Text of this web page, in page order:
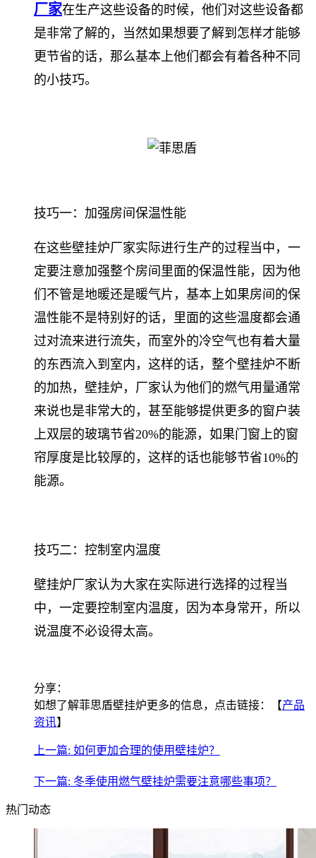
厂家在生产这些设备的时候，他们对这些设备都
是非常了解的，当然如果想要了解到怎样才能够
更节省的话，那么基本上他们都会有着各种不同
的小技巧。
技巧一：加强房间保温性能
在这些壁挂炉厂家实际进行生产的过程当中，一
定要注意加强整个房间里面的保温性能，因为他
们不管是地暖还是暖气片，基本上如果房间的保
温性能不是特别好的话，里面的这些温度都会通
过对流来进行流失，而室外的冷空气也有着大量
的东西流入到室内，这样的话，整个壁挂炉不断
的加热，壁挂炉，厂家认为他们的燃气用量通常
来说也是非常大的，甚至能够提供更多的窗户装
上双层的玻璃节省20%的能源，如果门窗上的窗
帘厚度是比较厚的，这样的话也能够节省10%的
能源。
技巧二：控制室内温度
壁挂炉厂家认为大家在实际进行选择的过程当
中，一定要控制室内温度，因为本身常开，所以
说温度不必设得太高。
分享：
如想了解菲思盾壁挂炉更多的信息，点击链接：【产品
资讯】
上一篇: 如何更加合理的使用壁挂炉？
下一篇: 冬季使用燃气壁挂炉需要注意哪些事项？
热门动态